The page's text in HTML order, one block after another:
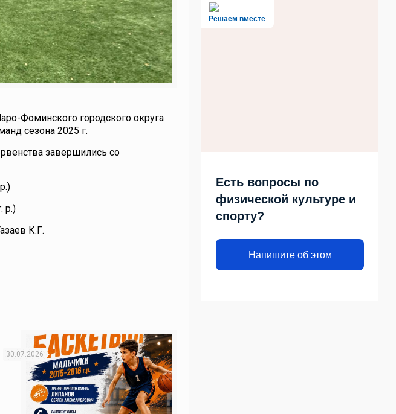
Фоминского городского округа
сезона 2025 г.
завершились со
р.)
К.Г.
30.07.2026
Решаем вместе
Есть вопросы по
физической культуре и
спорту?
Напишите об этом